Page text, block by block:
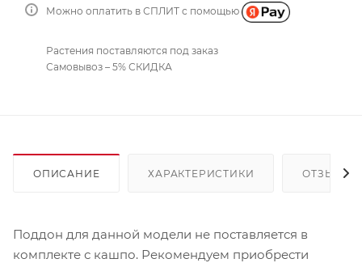
Можно оплатить в СПЛИТ с помощью
Растения поставляются под заказ
Самовывоз – 5% СКИДКА
ОПИСАНИЕ ХАРАКТЕРИСТИКИ ОТЗЫВЫ
Поддон для данной модели не поставляется в
комплекте с кашпо. Рекомендуем приобрести